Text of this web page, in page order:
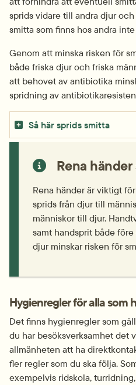
sprids vidare till andra djur
smitta som finns hos andra
Genom att minska risken för
både friska djur och friska
att behovet av antibiotika
spridning av
Så här sprids smitta
Rena
Rena händer är viktigt
sprids från djur till
människor till djur.
samt handsprit både
djur minskar risken för
Hygienregler för alla som
Det finns hygienregler som
du har besöksverksamhet det
allmänheten att ha
fler regler som du ska följa.
exempelvis ridskola,